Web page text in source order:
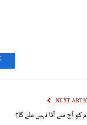
NEXT
کو آج سے آٹا نہیں ملے گا؟